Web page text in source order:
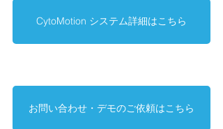
CytoMotion システム詳細はこちら
お問い合わせ・デモのご依頼はこちら